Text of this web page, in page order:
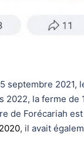
septembre 2021,
2022, la ferme de
de Forécariah
2020, il avait